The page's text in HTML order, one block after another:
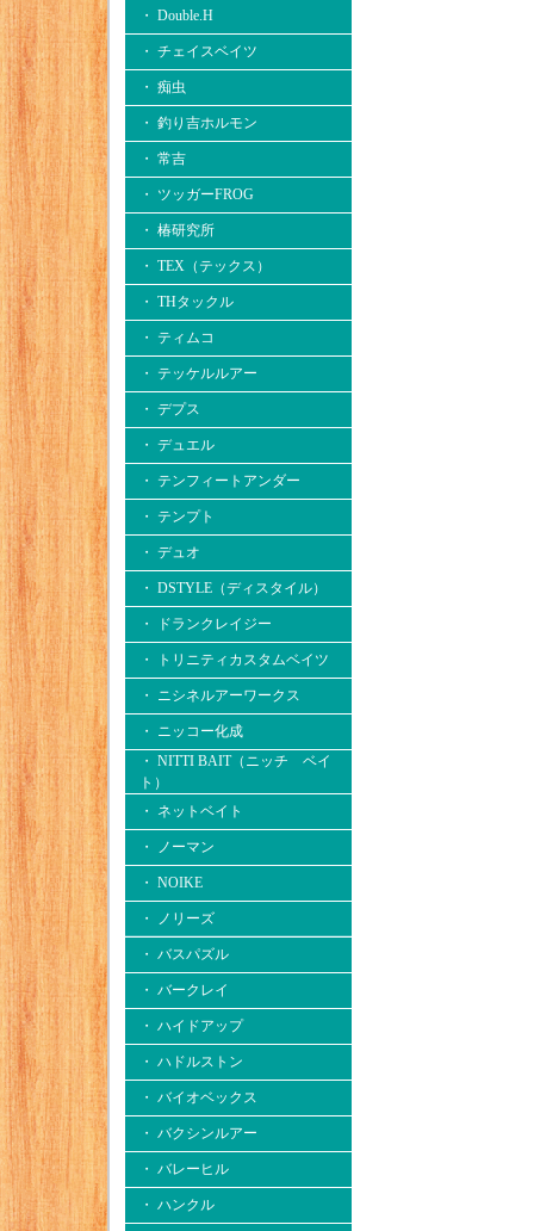
・ Double.H
・ チェイスベイツ
・ 痴虫
・ 釣り吉ホルモン
・ 常吉
・ ツッガーFROG
・ 椿研究所
・ TEX（テックス）
・ THタックル
・ ティムコ
・ テッケルルアー
・ デプス
・ デュエル
・ テンフィートアンダー
・ テンプト
・ デュオ
・ DSTYLE（ディスタイル）
・ ドランクレイジー
・ トリニティカスタムベイツ
・ ニシネルアーワークス
・ ニッコー化成
・ NITTI BAIT（ニッチ ベイ
ト）
・ ネットベイト
・ ノーマン
・ NOIKE
・ ノリーズ
・ バスパズル
・ バークレイ
・ ハイドアップ
・ ハドルストン
・ バイオベックス
・ バクシンルアー
・ バレーヒル
・ ハンクル